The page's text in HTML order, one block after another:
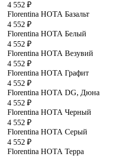
4 552 ₽
Florentina НОТА Базальт
4 552 ₽
Florentina НОТА Белый
4 552 ₽
Florentina НОТА Везувий
4 552 ₽
Florentina НОТА Графит
4 552 ₽
Florentina НОТА DG, Дюна
4 552 ₽
Florentina НОТА Черный
4 552 ₽
Florentina НОТА Серый
4 552 ₽
Florentina НОТА Терра